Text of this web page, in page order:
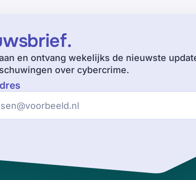
.
en ontvang wekelijks de nieuwste
over cybercrime.